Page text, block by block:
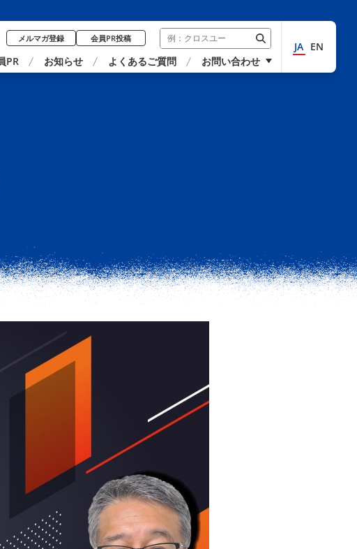
メルマガ登録 会員PR投稿
PR お知らせ よくあるご質問 お問い合わせ
JA EN